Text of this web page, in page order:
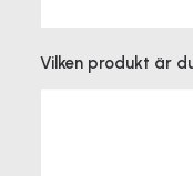
Vilken produkt är